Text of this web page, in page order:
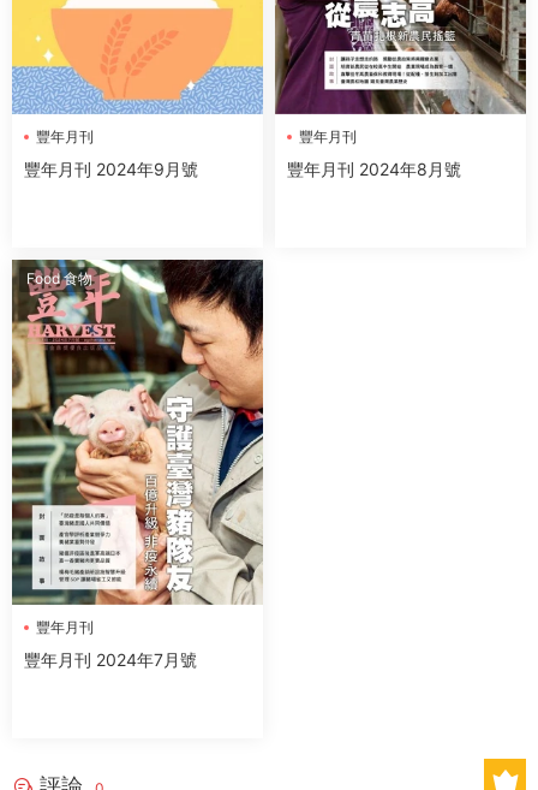
豐年月刊
豐年月刊 2024年9月號
豐年月刊
豐年月刊 2024年8月號
Food 食物
豐年月刊
豐年月刊 2024年7月號